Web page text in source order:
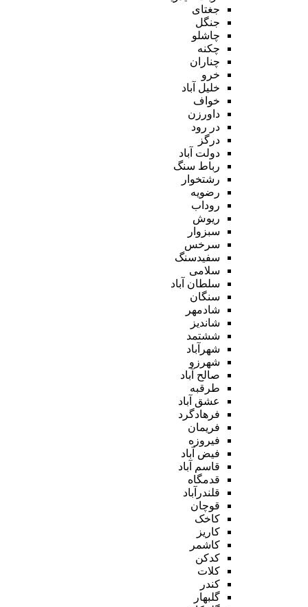
جغتای
جنگل
چاشلو
چکنه
چناران
خرو
خلیل آباد
خواف
داورزن
در رود
درگز
دولت آباد
رباط سنگ
رشتخوار
رضویه
روداب
ریوش
سبزوار
سرخس
سفیدسنگ
سلامی
سلطان آباد
سنگان
شادمهر
شاندیز
ششتمد
شهرآباد
شهرزو
صالح آباد
طرقبه
عشق آباد
فرهادگرد
فریمان
فیروزه
فیض آباد
قاسم آباد
قدمگاه
قلندرآباد
قوچان
کاخک
کاریز
کاشمر
کدکن
کلات
کندر
گلبهار